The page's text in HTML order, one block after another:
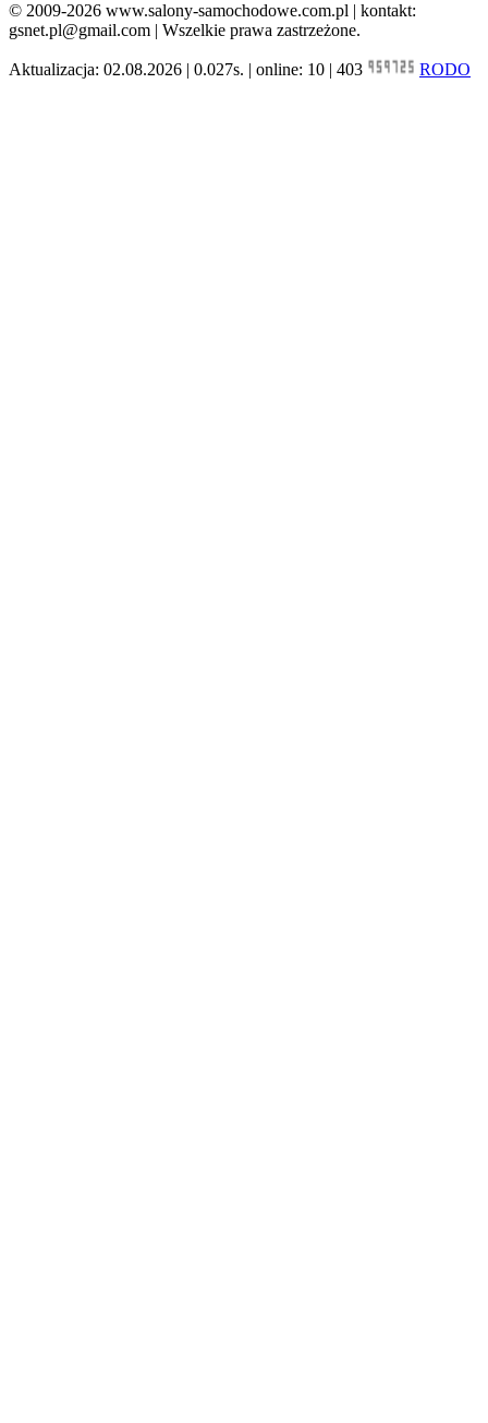
© 2009-2026 www.salony-samochodowe.com.pl | kontakt:
gsnet.pl@gmail.com | Wszelkie prawa zastrzeżone.
Aktualizacja: 02.08.2026 | 0.027s. | online: 10 | 403 RODO